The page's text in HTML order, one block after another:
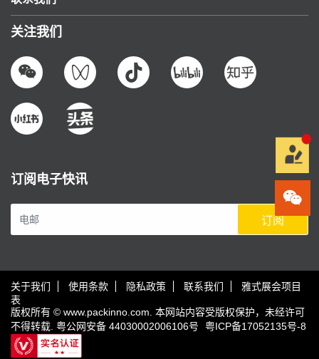
关注我们
订阅电子快讯
订阅
关于我们 使用条款 隐私政策 联系我们
雅式展会项目
表
版权所有 © www.packinno.com. 本网站内容受版权保护，未经许可
不得转载. 粤公网安备 44030002006106号 粤ICP备17052135号-8